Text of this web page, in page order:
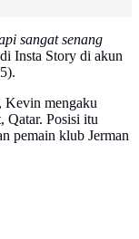
sangat senang
Insta Story di akun
Kevin mengaku
Qatar. Posisi itu
pemain klub Jerman